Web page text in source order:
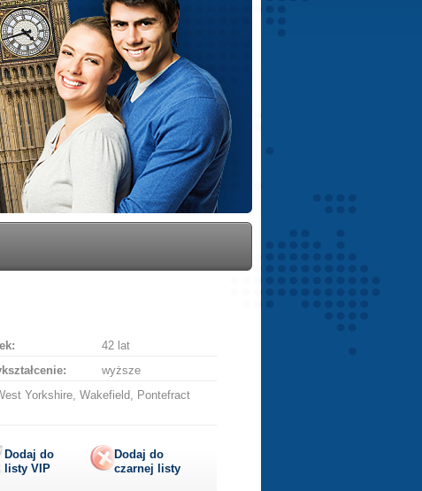
42 lat
wyższe
Yorkshire, Wakefield, Pontefract
Dodaj do
listy VIP
Dodaj do
czarnej listy